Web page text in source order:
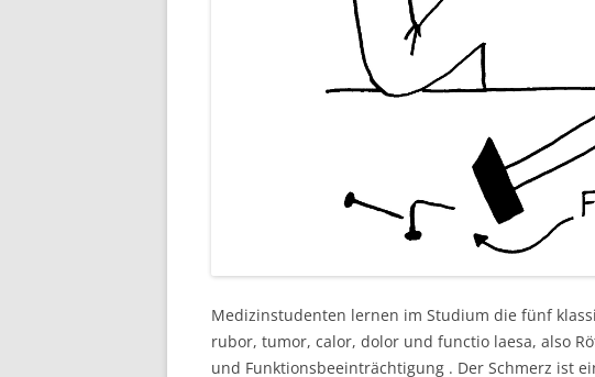
Medizinstudenten lernen im Studium die fünf
rubor, tumor, calor, dolor und functio laesa, also
und Funktionsbeeinträchtigung . Der Schmerz ist